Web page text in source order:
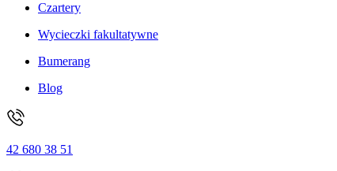
Czartery
Wycieczki fakultatywne
Bumerang
Blog
42 680 38 51